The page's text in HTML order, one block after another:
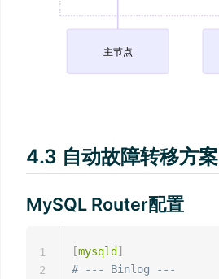
主节点
4.3 自动故障转移方案
MySQL Router配置
[mysqld ]
# --- Binlog ---
1
2